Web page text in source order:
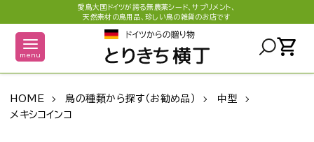
愛鳥大国ドイツが誇る無農薬シード、サプリメント、
天然素材の鳥用品、珍しい鳥の雑貨のお店です
menu shopping_cart
HOME 鳥の種類から探す（お勧め品）
中型
メキシコインコ